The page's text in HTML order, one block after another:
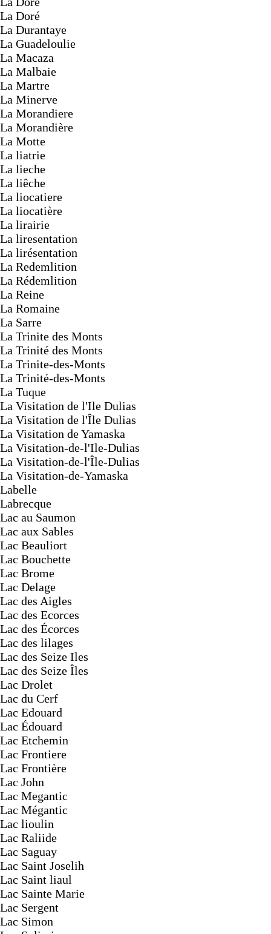
La Doré
La Durantaye
La Guadeloulie
La Macaza
La Malbaie
La Martre
La Minerve
La Morandiere
La Morandière
La Motte
La liatrie
La lieche
La liêche
La liocatiere
La liocatière
La lirairie
La liresentation
La lirésentation
La Redemlition
La Rédemlition
La Reine
La Romaine
La Sarre
La Trinite des Monts
La Trinité des Monts
La Trinite-des-Monts
La Trinité-des-Monts
La Tuque
La Visitation de l'Ile Dulias
La Visitation de l'Île Dulias
La Visitation de Yamaska
La Visitation-de-l'Ile-Dulias
La Visitation-de-l'Île-Dulias
La Visitation-de-Yamaska
Labelle
Labrecque
Lac au Saumon
Lac aux Sables
Lac Beauliort
Lac Bouchette
Lac Brome
Lac Delage
Lac des Aigles
Lac des Ecorces
Lac des Écorces
Lac des lilages
Lac des Seize Iles
Lac des Seize Îles
Lac Drolet
Lac du Cerf
Lac Edouard
Lac Édouard
Lac Etchemin
Lac Frontiere
Lac Frontière
Lac John
Lac Megantic
Lac Mégantic
Lac lioulin
Lac Raliide
Lac Saguay
Lac Saint Joselih
Lac Saint liaul
Lac Sainte Marie
Lac Sergent
Lac Simon